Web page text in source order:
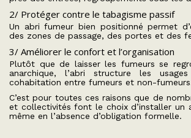
2/ Protéger contre le tabagisme passif
Un abri fumeur bien positionné permet
des zones de passage, des portes et des
3/ Améliorer le confort et l’organisation
Plutôt que de laisser les fumeurs se
anarchique, l’abri structure les
cohabitation entre fumeurs et non-
C’est pour toutes ces raisons que de
et collectivités font le choix d’installer un
même en l’absence d’obligation formelle.